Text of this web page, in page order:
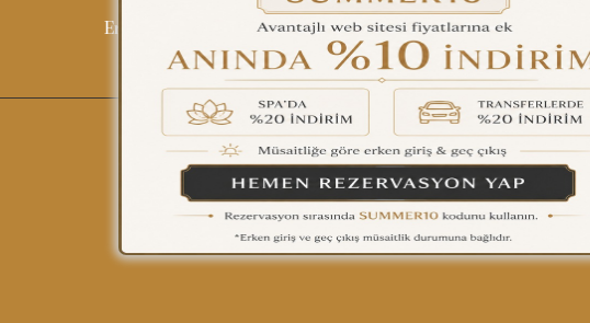
English REZERVASYON